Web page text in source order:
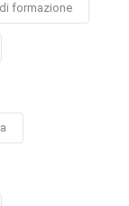
formazione